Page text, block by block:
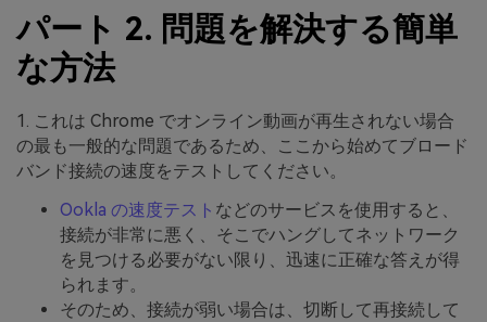
パート 2. 問題を解決する簡単
な方法
1. これは Chrome でオンライン動画が再生されない場合
の最も一般的な問題であるため、ここから始めてブロード
バンド接続の速度をテストしてください。
Ookla の速度テスト などのサービスを使用すると、
接続が非常に悪く、そこでハングしてネットワーク
を見つける必要がない限り、迅速に正確な答えが得
られます。
そのため、接続が弱い場合は、切断して再接続して